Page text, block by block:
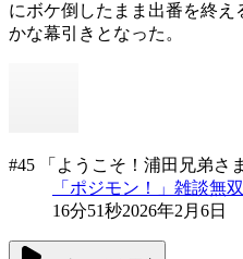
にボケ倒したまま出番を終
かな幕引きとなった。
#45 「ようこそ！浦田兄弟さ
「ポジモン！」雑談無
16分51秒2026年2月6日